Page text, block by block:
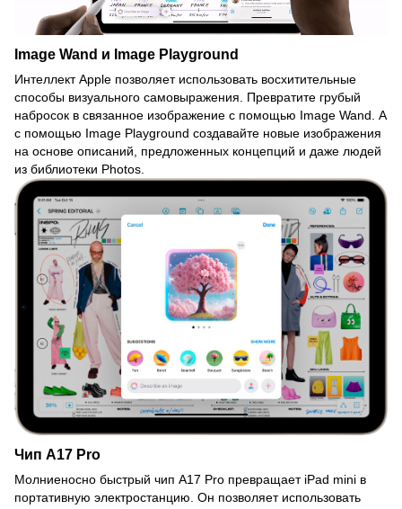
Image Wand и Image Playground
Интеллект Apple позволяет использовать восхитительные
способы визуального самовыражения. Превратите грубый
набросок в связанное изображение с помощью Image Wand. А
с помощью Image Playground создавайте новые изображения
на основе описаний, предложенных концепций и даже людей
из библиотеки Photos.
Чип A17 Pro
Молниеносно быстрый чип A17 Pro превращает iPad mini в
портативную электростанцию. Он позволяет использовать